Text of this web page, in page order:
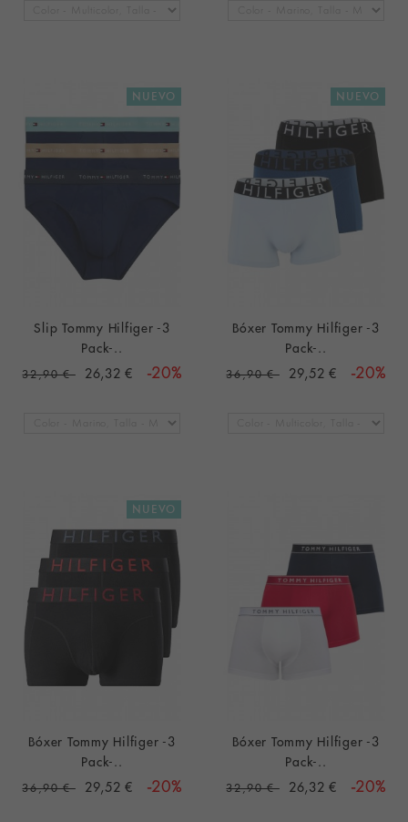
NUEVO
Slip Tommy Hilfiger -3
Pack-..
32,90 € 26,32 € -20%
NUEVO
Bóxer Tommy Hilfiger -3
Pack-..
36,90 € 29,52 € -20%
NUEVO
Bóxer Tommy Hilfiger -3
Pack-..
36,90 € 29,52 € -20%
Bóxer Tommy Hilfiger -3
Pack-..
32,90 € 26,32 € -20%